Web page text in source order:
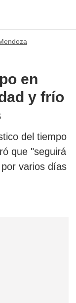
en
y frío
del tiempo
que "seguirá
varios días